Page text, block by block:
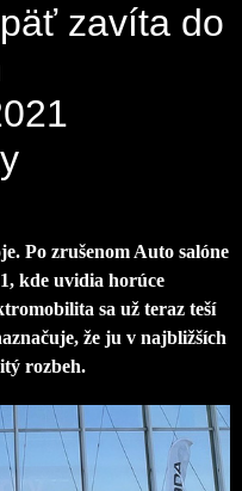
zavíta do
Po zrušenom Auto salóne
kde uvidia horúce
sa už teraz teší
že ju v najbližších
rozbeh.